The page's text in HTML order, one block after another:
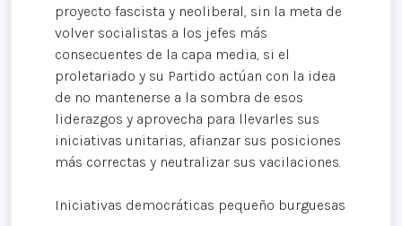
proyecto fascista y neoliberal, sin la meta de
volver socialistas a los jefes más
consecuentes de la capa media, si el
proletariado y su Partido actúan con la idea
de no mantenerse a la sombra de esos
liderazgos y aprovecha para llevarles sus
iniciativas unitarias, afianzar sus posiciones
más correctas y neutralizar sus vacilaciones.
Iniciativas democráticas pequeño burguesas